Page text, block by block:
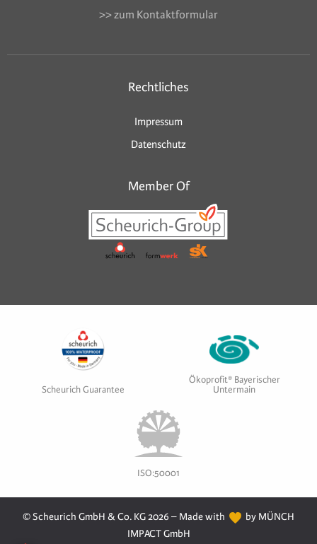
>> zum Kontaktformular
Rechtliches
Impressum
Datenschutz
Member Of
Scheurich Guarantee
Ökoprofit® Bayerischer
Untermain
ISO:50001
© Scheurich GmbH & Co. KG 2026 – Made with
by MÜNCH
IMPACT GmbH